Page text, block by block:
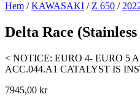
Hem /KAWASAKI / Z 650 /
Delta Race (Stainless
< NOTICE: EURO 4- EURO 5
ACC.044.A1 CATALYST IS
7945,00 kr